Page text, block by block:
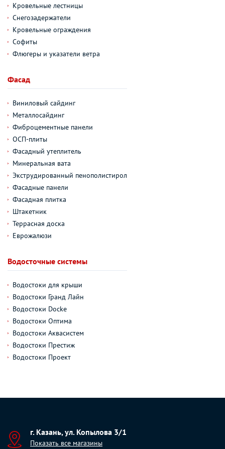
Кровельные лестницы
Снегозадержатели
Кровельные ограждения
Софиты
Флюгеры и указатели ветра
Фасад
Виниловый сайдинг
Металлосайдинг
Фиброцементные панели
ОСП-плиты
Фасадный утеплитель
Минеральная вата
Экструдированный пенополистирол
Фасадные панели
Фасадная плитка
Штакетник
Террасная доска
Еврожалюзи
Водосточные системы
Водостоки для крыши
Водостоки Гранд Лайн
Водостоки Docke
Водостоки Оптима
Водостоки Аквасистем
Водостоки Престиж
Водостоки Проект
г. Казань, ул. Копылова 3/1
Показать все магазины